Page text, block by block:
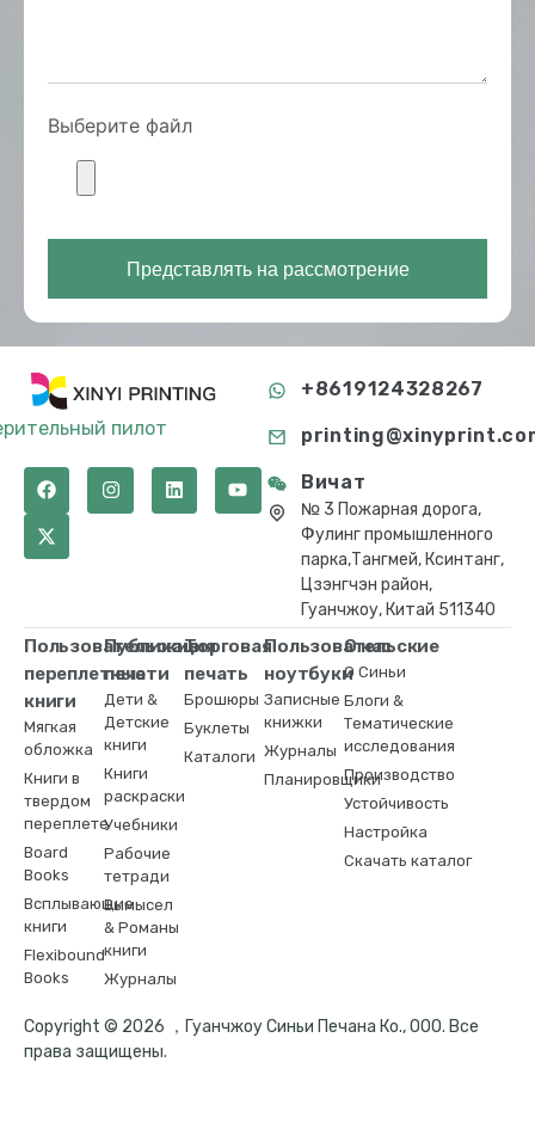
Выберите файл
Представлять на рассмотрение
пилот
+8619124328267
Вичат
№ 3 Пожарная дорога,
Фулинг промышленного
парка,Тангмей, Ксинтанг,
Цзэнгчэн район,
Гуанчжоу, Китай 511340
Пользовательские
переплетные
книги
Мягкая
обложка
Книги в
твердом
переплете
Board
Books
Всплывающие
книги
Flexibound
Books
Публикация
печати
Дети &
Детские
книги
Книги
раскраски
Учебники
Рабочие
тетради
Вымысел
& Романы
книги
Журналы
Торговая
печать
Брошюры
Буклеты
Каталоги
Пользовательские
ноутбуки
Записные
книжки
Журналы
Планировщики
О нас
О Синьи
Блоги &
Тематические
исследования
Производство
Устойчивость
Настройка
Скачать каталог
Copyright © 2026 ，Гуанчжоу Синьи Печана Ко., ООО. Все
права защищены.